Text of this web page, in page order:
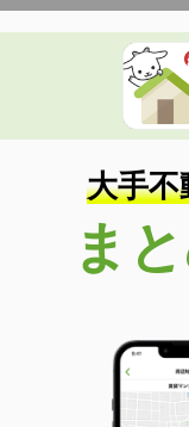
大手不
ま